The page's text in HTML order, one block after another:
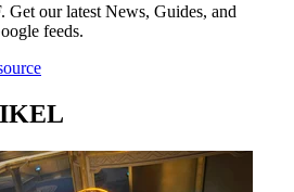
Get our latest News, Guides, and
feeds.